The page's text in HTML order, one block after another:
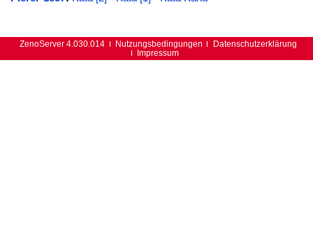
ZenoServer 4.030.014 Nutzungsbedingungen
Datenschutzerklärung
Impressum